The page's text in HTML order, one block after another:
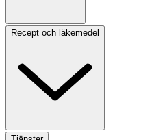
Recept och läkemedel